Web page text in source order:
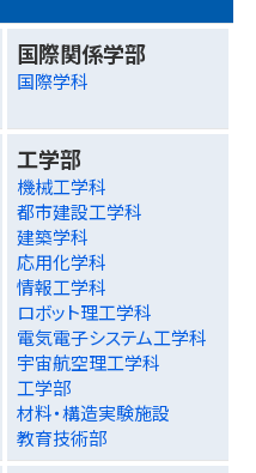
国際関係学部
国際学科
工学部
機械工学科
都市建設工学科
建築学科
応用化学科
情報工学科
ロボット理工学科
電気電子システム工学科
宇宙航空理工学科
工学部
材料・構造実験施設
教育技術部